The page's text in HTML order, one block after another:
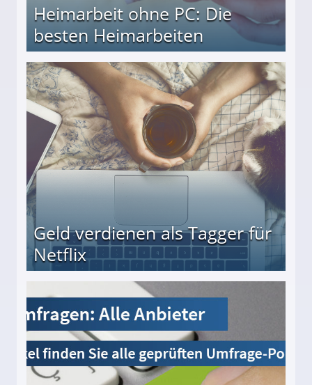
Heimarbeit ohne PC: Die
besten Heimarbeiten
Geld verdienen als Tagger für
Netflix